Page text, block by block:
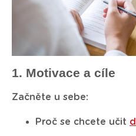
1. Motivace a cíle
Začněte u sebe:
Proč se chcete učit